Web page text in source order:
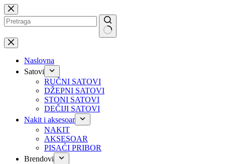
Preskoči
na
No
results
Naslovna
Satovi
RUČNI SATOVI
DŽEPNI SATOVI
STONI SATOVI
DEČIJI SATOVI
Nakit i aksesoar
NAKIT
AKSESOAR
PISAĆI PRIBOR
Brendovi